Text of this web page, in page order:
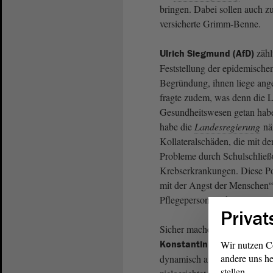
bringen. Dabei sollen auch
versicherte Grimm-Benne.
Ulrich Siegmund (AfD)
Feststellung der
Begründung, ihnen liege
fragte zudem, was denn die
Gesundheitswesen getan
habe die Landesregierung
Kollateralschäden, die mit
Probleme durch
Krebserkrankungen. Diese
mit der Angst der
Pflegepersonal lehne seine
Sicher mache sich niemand
Konstantin Pott (FDP).
dynamisch auf die sich
Wir nutzen
andere uns